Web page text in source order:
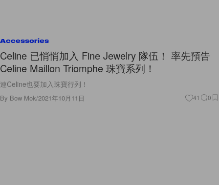
Accessories
Celine 已悄悄加入 Fine Jewelry 隊伍！ 率先預告
Celine Maillon Triomphe 珠寶系列！
連Celine也要加入珠寶行列！
By Bow Mok/2021年10月11日 41 0